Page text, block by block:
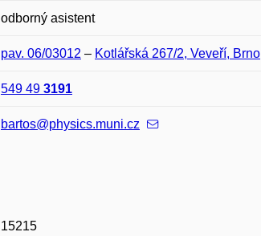
odborný asistent
pav. 06/03012 – Kotlářská 267/2, Veveří, Brno
549 49 3191
bartos@physics.muni.cz
15215